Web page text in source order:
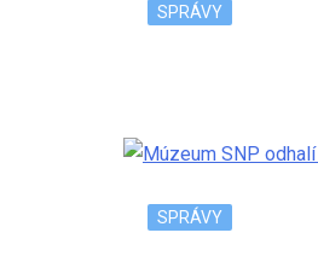
SPRÁVY
SPRÁVY